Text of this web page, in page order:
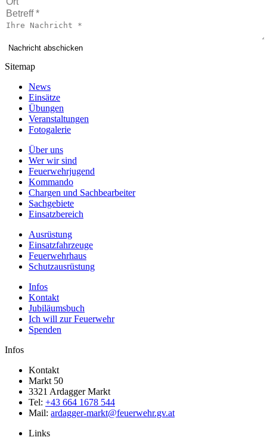
Nachricht abschicken
Sitemap
News
Einsätze
Übungen
Veranstaltungen
Fotogalerie
Über uns
Wer wir sind
Feuerwehrjugend
Kommando
Chargen und Sachbearbeiter
Sachgebiete
Einsatzbereich
Ausrüstung
Einsatzfahrzeuge
Feuerwehrhaus
Schutzausrüstung
Infos
Kontakt
Jubiläumsbuch
Ich will zur Feuerwehr
Spenden
Infos
Kontakt
Markt 50
3321 Ardagger Markt
Tel: +43 664 1678 544
Mail: ardagger-markt@feuerwehr.gv.at
Links